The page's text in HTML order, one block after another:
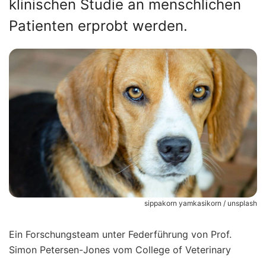
klinischen Studie an menschlichen
Patienten erprobt werden.
sippakorn yamkasikorn / unsplash
Ein Forschungsteam unter Federführung von Prof.
Simon Petersen-Jones vom College of Veterinary